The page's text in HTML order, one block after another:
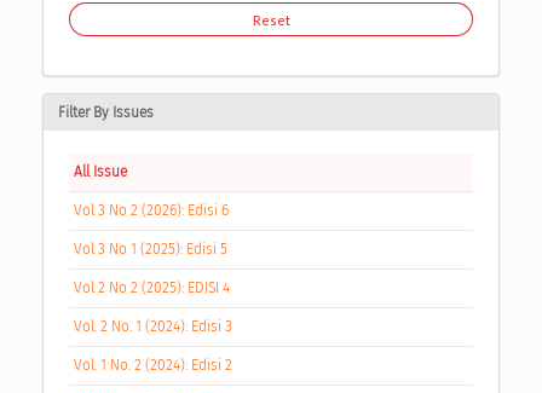
Reset
Filter By Issues
All Issue
Vol 3 No 2 (2026): Edisi 6
Vol 3 No 1 (2025): Edisi 5
Vol 2 No 2 (2025): EDISI 4
Vol. 2 No. 1 (2024): Edisi 3
Vol. 1 No. 2 (2024): Edisi 2